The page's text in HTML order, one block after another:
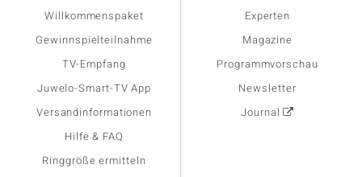
Willkommenspaket
Gewinnspielteilnahme
TV-Empfang
Juwelo-Smart-TV App
Versandinformationen
Hilfe & FAQ
Ringgröße ermitteln
Experten
Magazine
Programmvorschau
Newsletter
Journal